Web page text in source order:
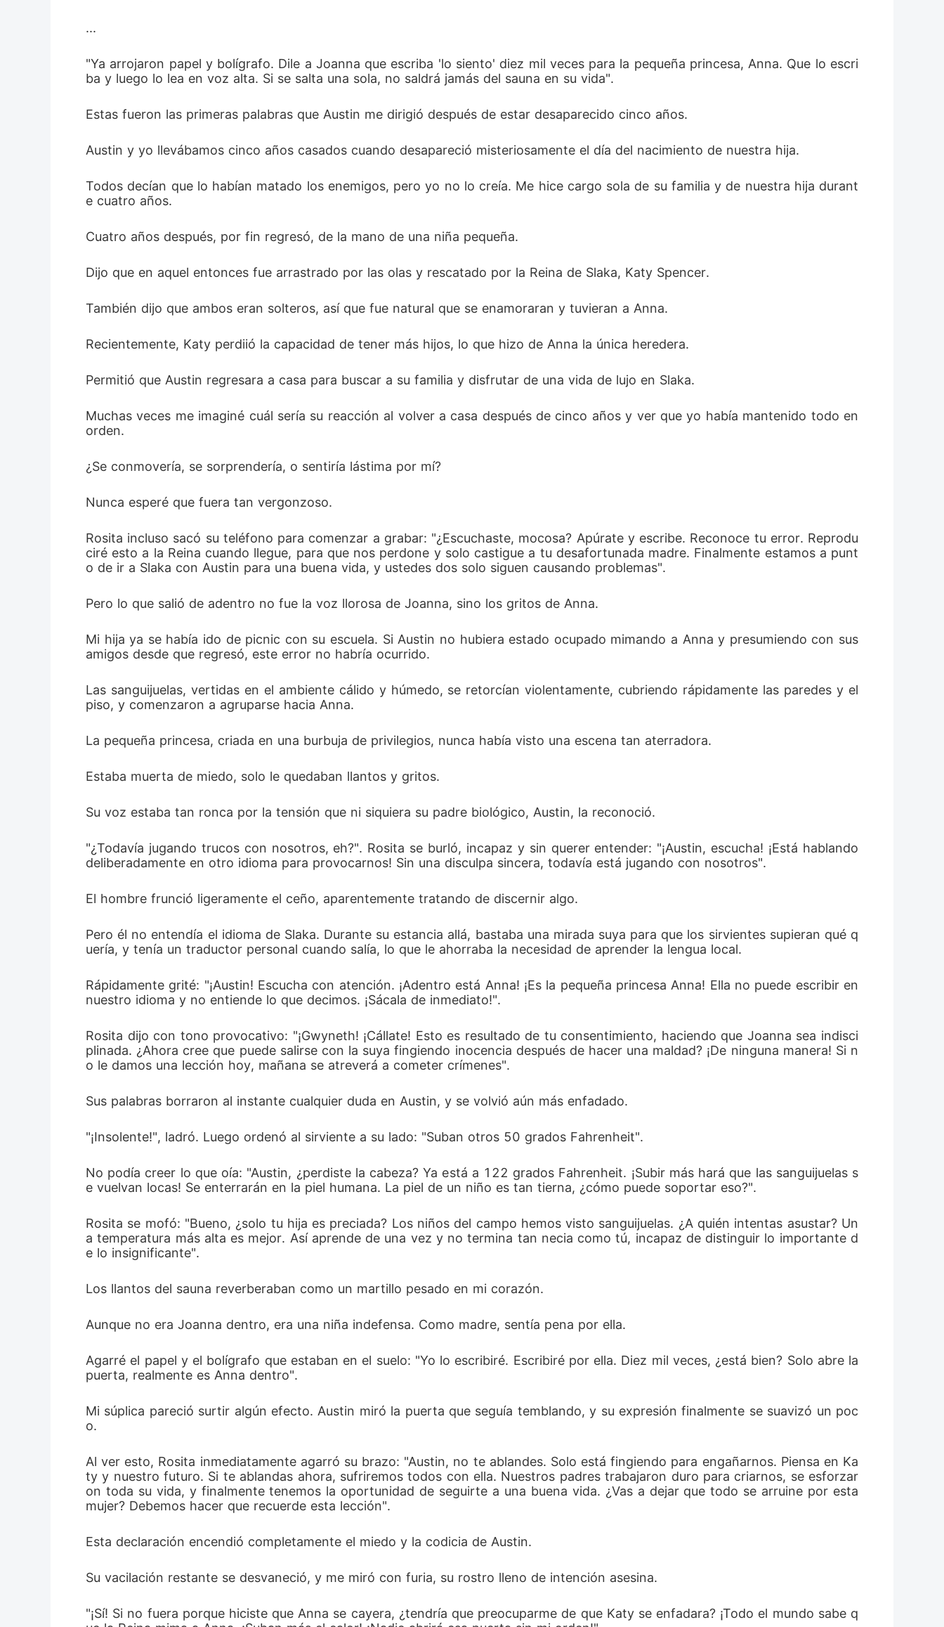
...
"Ya arrojaron papel y bolígrafo. Dile a Joanna que escriba 'lo siento' diez mil veces para la pequeña princesa, Anna. Que lo escri
ba y luego lo lea en voz alta. Si se salta una sola, no saldrá jamás del sauna en su vida".
Estas fueron las primeras palabras que Austin me dirigió después de estar desaparecido cinco años.
Austin y yo llevábamos cinco años casados cuando desapareció misteriosamente el día del nacimiento de nuestra hija.
Todos decían que lo habían matado los enemigos, pero yo no lo creía. Me hice cargo sola de su familia y de nuestra hija durant
e cuatro años.
Cuatro años después, por fin regresó, de la mano de una niña pequeña.
Dijo que en aquel entonces fue arrastrado por las olas y rescatado por la Reina de Slaka, Katy Spencer.
También dijo que ambos eran solteros, así que fue natural que se enamoraran y tuvieran a Anna.
Recientemente, Katy perdiió la capacidad de tener más hijos, lo que hizo de Anna la única heredera.
Permitió que Austin regresara a casa para buscar a su familia y disfrutar de una vida de lujo en Slaka.
Muchas veces me imaginé cuál sería su reacción al volver a casa después de cinco años y ver que yo había mantenido todo en
orden.
¿Se conmovería, se sorprendería, o sentiría lástima por mí?
Nunca esperé que fuera tan vergonzoso.
Rosita incluso sacó su teléfono para comenzar a grabar: "¿Escuchaste, mocosa? Apúrate y escribe. Reconoce tu error. Reprodu
ciré esto a la Reina cuando llegue, para que nos perdone y solo castigue a tu desafortunada madre. Finalmente estamos a punt
o de ir a Slaka con Austin para una buena vida, y ustedes dos solo siguen causando problemas".
Pero lo que salió de adentro no fue la voz llorosa de Joanna, sino los gritos de Anna.
Mi hija ya se había ido de picnic con su escuela. Si Austin no hubiera estado ocupado mimando a Anna y presumiendo con sus
amigos desde que regresó, este error no habría ocurrido.
Las sanguijuelas, vertidas en el ambiente cálido y húmedo, se retorcían violentamente, cubriendo rápidamente las paredes y el
piso, y comenzaron a agruparse hacia Anna.
La pequeña princesa, criada en una burbuja de privilegios, nunca había visto una escena tan aterradora.
Estaba muerta de miedo, solo le quedaban llantos y gritos.
Su voz estaba tan ronca por la tensión que ni siquiera su padre biológico, Austin, la reconoció.
"¿Todavía jugando trucos con nosotros, eh?". Rosita se burló, incapaz y sin querer entender: "¡Austin, escucha! ¡Está hablando
deliberadamente en otro idioma para provocarnos! Sin una disculpa sincera, todavía está jugando con nosotros".
El hombre frunció ligeramente el ceño, aparentemente tratando de discernir algo.
Pero él no entendía el idioma de Slaka. Durante su estancia allá, bastaba una mirada suya para que los sirvientes supieran qué q
uería, y tenía un traductor personal cuando salía, lo que le ahorraba la necesidad de aprender la lengua local.
Rápidamente grité: "¡Austin! Escucha con atención. ¡Adentro está Anna! ¡Es la pequeña princesa Anna! Ella no puede escribir en
nuestro idioma y no entiende lo que decimos. ¡Sácala de inmediato!".
Rosita dijo con tono provocativo: "¡Gwyneth! ¡Cállate! Esto es resultado de tu consentimiento, haciendo que Joanna sea indisci
plinada. ¿Ahora cree que puede salirse con la suya fingiendo inocencia después de hacer una maldad? ¡De ninguna manera! Si n
o le damos una lección hoy, mañana se atreverá a cometer crímenes".
Sus palabras borraron al instante cualquier duda en Austin, y se volvió aún más enfadado.
"¡Insolente!", ladró. Luego ordenó al sirviente a su lado: "Suban otros 50 grados Fahrenheit".
No podía creer lo que oía: "Austin, ¿perdiste la cabeza? Ya está a 122 grados Fahrenheit. ¡Subir más hará que las sanguijuelas s
e vuelvan locas! Se enterrarán en la piel humana. La piel de un niño es tan tierna, ¿cómo puede soportar eso?".
Rosita se mofó: "Bueno, ¿solo tu hija es preciada? Los niños del campo hemos visto sanguijuelas. ¿A quién intentas asustar? Un
a temperatura más alta es mejor. Así aprende de una vez y no termina tan necia como tú, incapaz de distinguir lo importante d
e lo insignificante".
Los llantos del sauna reverberaban como un martillo pesado en mi corazón.
Aunque no era Joanna dentro, era una niña indefensa. Como madre, sentía pena por ella.
Agarré el papel y el bolígrafo que estaban en el suelo: "Yo lo escribiré. Escribiré por ella. Diez mil veces, ¿está bien? Solo abre la
puerta, realmente es Anna dentro".
Mi súplica pareció surtir algún efecto. Austin miró la puerta que seguía temblando, y su expresión finalmente se suavizó un poc
o.
Al ver esto, Rosita inmediatamente agarró su brazo: "Austin, no te ablandes. Solo está fingiendo para engañarnos. Piensa en Ka
ty y nuestro futuro. Si te ablandas ahora, sufriremos todos con ella. Nuestros padres trabajaron duro para criarnos, se esforzar
on toda su vida, y finalmente tenemos la oportunidad de seguirte a una buena vida. ¿Vas a dejar que todo se arruine por esta
mujer? Debemos hacer que recuerde esta lección".
Esta declaración encendió completamente el miedo y la codicia de Austin.
Su vacilación restante se desvaneció, y me miró con furia, su rostro lleno de intención asesina.
"¡Sí! Si no fuera porque hiciste que Anna se cayera, ¿tendría que preocuparme de que Katy se enfadara? ¡Todo el mundo sabe q